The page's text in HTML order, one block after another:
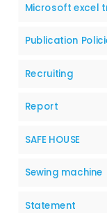
Microsoft excel
Publication
Recruiting
Report
SAFE HOUSE
Sewing machine
Statement